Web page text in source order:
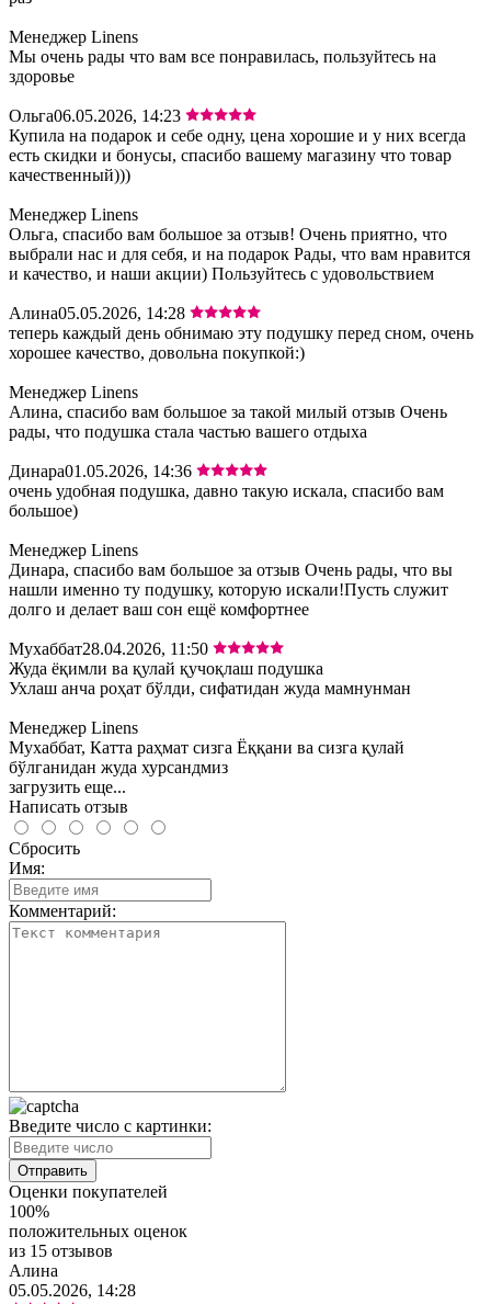
Менеджер Linens
Мы очень рады что вам все понравилась, пользуйтесь на
здоровье
Ольга06.05.2026, 14:23
Купила на подарок и себе одну, цена хорошие и у них всегда
есть скидки и бонусы, спасибо вашему магазину что товар
качественный)))
Менеджер Linens
Ольга, спасибо вам большое за отзыв! Очень приятно, что
выбрали нас и для себя, и на подарок Рады, что вам нравится
и качество, и наши акции) Пользуйтесь с удовольствием
Алина05.05.2026, 14:28
теперь каждый день обнимаю эту подушку перед сном, очень
хорошее качество, довольна покупкой:)
Менеджер Linens
Алина, спасибо вам большое за такой милый отзыв Очень
рады, что подушка стала частью вашего отдыха
Динара01.05.2026, 14:36
очень удобная подушка, давно такую искала, спасибо вам
большое)
Менеджер Linens
Динара, спасибо вам большое за отзыв Очень рады, что вы
нашли именно ту подушку, которую искали!Пусть служит
долго и делает ваш сон ещё комфортнее
Мухаббат28.04.2026, 11:50
Жуда ёқимли ва қулай қучоқлаш подушка
Ухлаш анча роҳат бўлди, сифатидан жуда мамнунман
Менеджер Linens
Мухаббат, Катта раҳмат сизга Ёққани ва сизга қулай
бўлганидан жуда хурсандмиз
загрузить еще...
Написать отзыв
Сбросить
Имя:
Комментарий:
Введите число с картинки:
Оценки покупателей
100%
положительных оценок
из 15 отзывов
Алина
05.05.2026, 14:28